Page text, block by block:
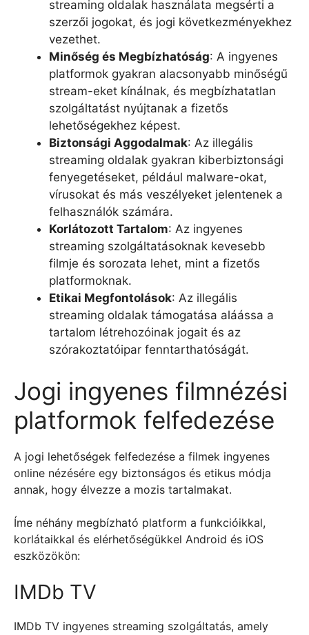
streaming oldalak használata megsérti a
szerzői jogokat, és jogi következményekhez
vezethet.
Minőség és Megbízhatóság: A ingyenes
platformok gyakran alacsonyabb minőségű
stream-eket kínálnak, és megbízhatatlan
szolgáltatást nyújtanak a fizetős
lehetőségekhez képest.
Biztonsági Aggodalmak: Az illegális
streaming oldalak gyakran kiberbiztonsági
fenyegetéseket, például malware-okat,
vírusokat és más veszélyeket jelentenek a
felhasználók számára.
Korlátozott Tartalom: Az ingyenes
streaming szolgáltatásoknak kevesebb
filmje és sorozata lehet, mint a fizetős
platformoknak.
Etikai Megfontolások: Az illegális
streaming oldalak támogatása aláássa a
tartalom létrehozóinak jogait és az
szórakoztatóipar fenntarthatóságát.
Jogi ingyenes filmnézési
platformok felfedezése
A jogi lehetőségek felfedezése a filmek ingyenes
online nézésére egy biztonságos és etikus módja
annak, hogy élvezze a mozis tartalmakat.
Íme néhány megbízható platform a funkcióikkal,
korlátaikkal és elérhetőségükkel Android és iOS
eszközökön:
IMDb TV
IMDb TV ingyenes streaming szolgáltatás, amely